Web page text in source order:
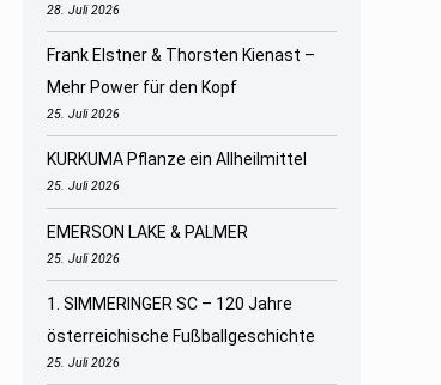
28. Juli 2026
Frank Elstner & Thorsten Kienast –
Mehr Power für den Kopf
25. Juli 2026
KURKUMA Pflanze ein Allheilmittel
25. Juli 2026
EMERSON LAKE & PALMER
25. Juli 2026
1. SIMMERINGER SC – 120 Jahre
österreichische Fußballgeschichte
25. Juli 2026